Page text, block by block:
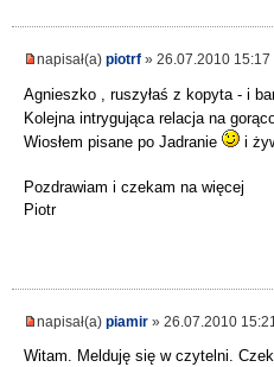
napisał(a) piotrf » 26.07.2010 15:17
Agnieszko , ruszyłaś z kopyta - i
Kolejna intrygująca relacja na
Wiosłem pisane po Jadranie
i
Pozdrawiam i czekam na więcej
Piotr
napisał(a) piamir » 26.07.2010 15:21
Witam. Melduję się w czytelni.